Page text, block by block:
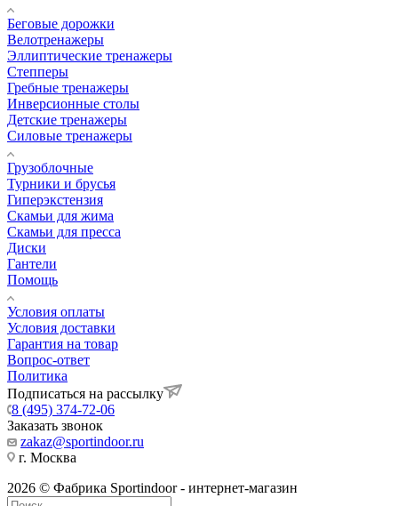
Беговые дорожки
Велотренажеры
Эллиптические тренажеры
Степперы
Гребные тренажеры
Инверсионные столы
Детские тренажеры
Силовые тренажеры
Грузоблочные
Турники и брусья
Гиперэкстензия
Скамьи для жима
Скамьи для пресса
Диски
Гантели
Помощь
Условия оплаты
Условия доставки
Гарантия на товар
Вопрос-ответ
Политика
Подписаться на рассылку
8 (495) 374-72-06
Заказать звонок
zakaz@sportindoor.ru
г. Москва
2026 © Фабрика Sportindoor - интернет-магазин